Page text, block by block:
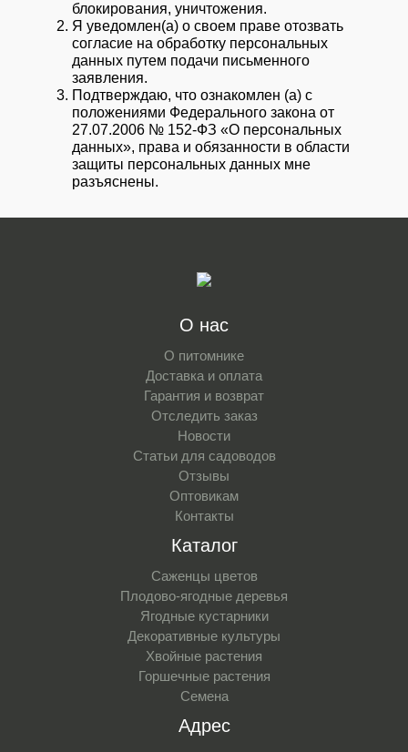
блокирования, уничтожения.
Я уведомлен(а) о своем праве отозвать
согласие на обработку персональных
данных путем подачи письменного
заявления.
Подтверждаю, что ознакомлен (а) с
положениями Федерального закона от
27.07.2006 № 152-ФЗ «О персональных
данных», права и обязанности в области
защиты персональных данных мне
разъяснены.
О нас
О питомнике
Доставка и оплата
Гарантия и возврат
Отследить заказ
Новости
Статьи для садоводов
Отзывы
Оптовикам
Контакты
Каталог
Саженцы цветов
Плодово-ягодные деревья
Ягодные кустарники
Декоративные культуры
Хвойные растения
Горшечные растения
Семена
Адрес